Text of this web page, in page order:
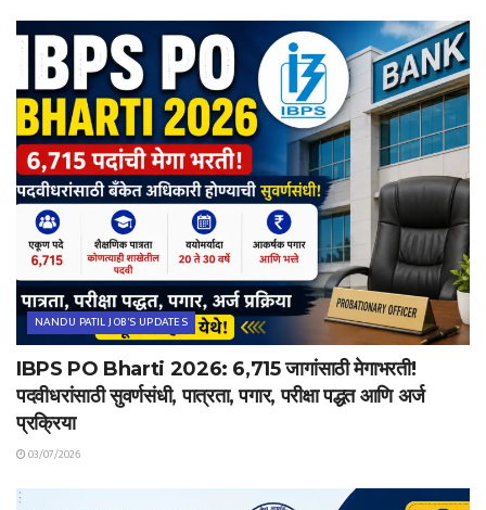
NANDU PATIL JOB'S UPDATES
IBPS PO Bharti 2026: 6,715 जागांसाठी मेगाभरती!
पदवीधरांसाठी सुवर्णसंधी, पात्रता, पगार, परीक्षा पद्धत आणि अर्ज
प्रक्रिया
03/07/2026